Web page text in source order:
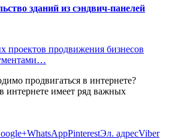
зданий из сэндвич-панелей
проектов продвижения бизнесов
продвигаться в интернете?
интернете имеет ряд важных
WhatsAppPinterestЭл. адресViber